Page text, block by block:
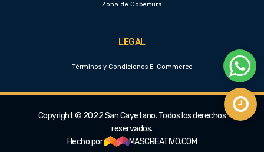
Zona de Cobertura
LEGAL
Términos y Condiciones E-Commerce
Copyright © 2022 San Cayetano. Todos los derechos
reservados.
Hecho por
MASCREATIVO.COM